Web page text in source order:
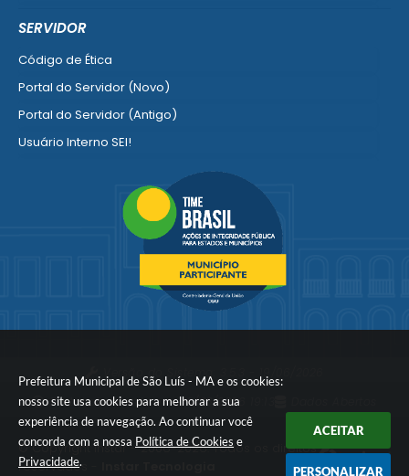
Prefeitura Municipal de São Luís - MA e os cookies:
nosso site usa cookies para melhorar a sua
experiência de navegação. Ao continuar você
concorda com a nossa Política de Cookies e
Privacidade.
ACEITAR
PERSONALIZAR
SERVIDOR
Código de Ética
Portal do Servidor (Novo)
Portal do Servidor (Antigo)
Usuário Interno SEI!
Portal do Segurado
Manual de Gestão Patrimonial
Ver mais serviços para o Servidor
Portal atualizado em:06/08/2026 19:13
© Copyright Instar - 2006-2026. Todos os direitos
reservados -